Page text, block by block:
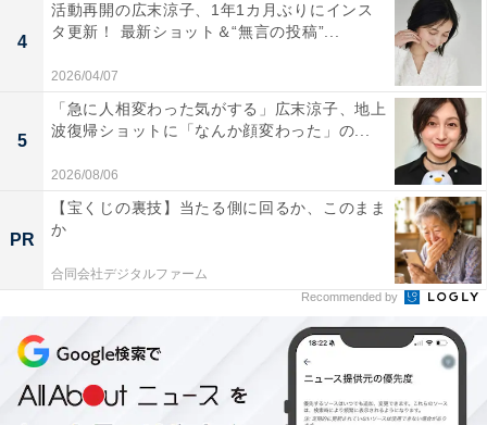
4
活動再開の広末涼子、1年1カ月ぶりにインス
タ更新！ 最新ショット＆“無言の投稿”...
2026/04/07
5
「急に人相変わった気がする」広末涼子、地上
波復帰ショットに「なんか顔変わった」の...
2026/08/06
PR
【宝くじの裏技】当たる側に回るか、このまま
か
合同会社デジタルファーム
Recommended by